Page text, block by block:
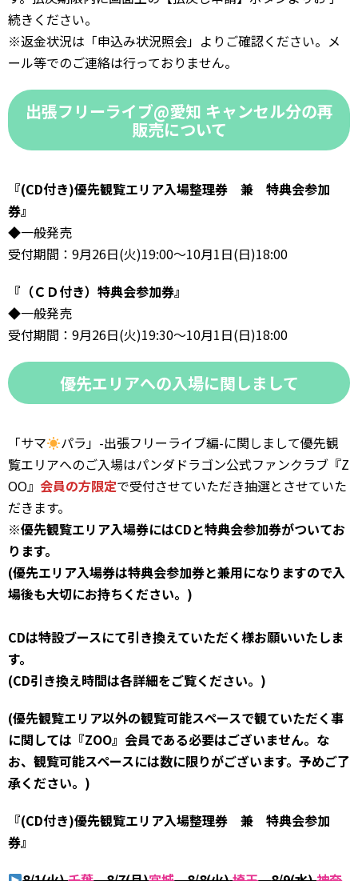
続きください。
※返金状況は「申込み状況照会」よりご確認ください。メ
ール等でのご連絡は行っておりません。
出張フリーライブ@愛知 キャンセル分の再
販売について
『(CD付き)優先観覧エリア入場整理券 兼 特典会参加
券』
◆一般発売
受付期間：9月26日(火)19:00～10月1日(日)18:00
『（ＣＤ付き）特典会参加券』
◆一般発売
受付期間：9月26日(火)19:30～10月1日(日)18:00
優先エリアへの入場に関しまして
「サマ
パラ」-出張フリーライブ編-に関しまして優先観
覧エリアへのご入場はパンダドラゴン公式ファンクラブ『Z
OO』 会員の方限定で受付させていただき抽選とさせていた
だきます。
※優先観覧エリア入場券にはCDと特典会参加券がついてお
ります。
(優先エリア入場券は特典会参加券と兼用になりますので入
場後も大切にお持ちください。)
CDは特設ブースにて引き換えていただく様お願いいたしま
す。
(CD引き換え時間は各詳細をご覧ください。)
(優先観覧エリア以外の観覧可能スペースで観ていただく事
に関しては『ZOO』会員である必要はございません。な
お、観覧可能スペースには数に限りがございます。予めご了
承ください。)
『(CD付き)優先観覧エリア入場整理券 兼 特典会参加
券』